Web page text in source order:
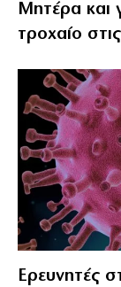
Μητέρα και
τροχαίο
Ερευνητές